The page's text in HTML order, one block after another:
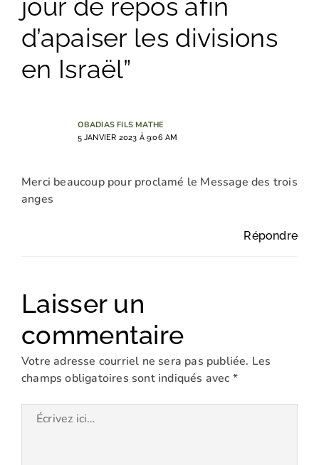
jour de repos afin
d’apaiser les divisions
en Israël”
OBADIAS FILS MATHE
5 JANVIER 2023 À 9:06 AM
Merci beaucoup pour proclamé le Message des trois
anges
Répondre
Laisser un
commentaire
Votre adresse courriel ne sera pas publiée. Les
champs obligatoires sont indiqués avec *
Écrivez